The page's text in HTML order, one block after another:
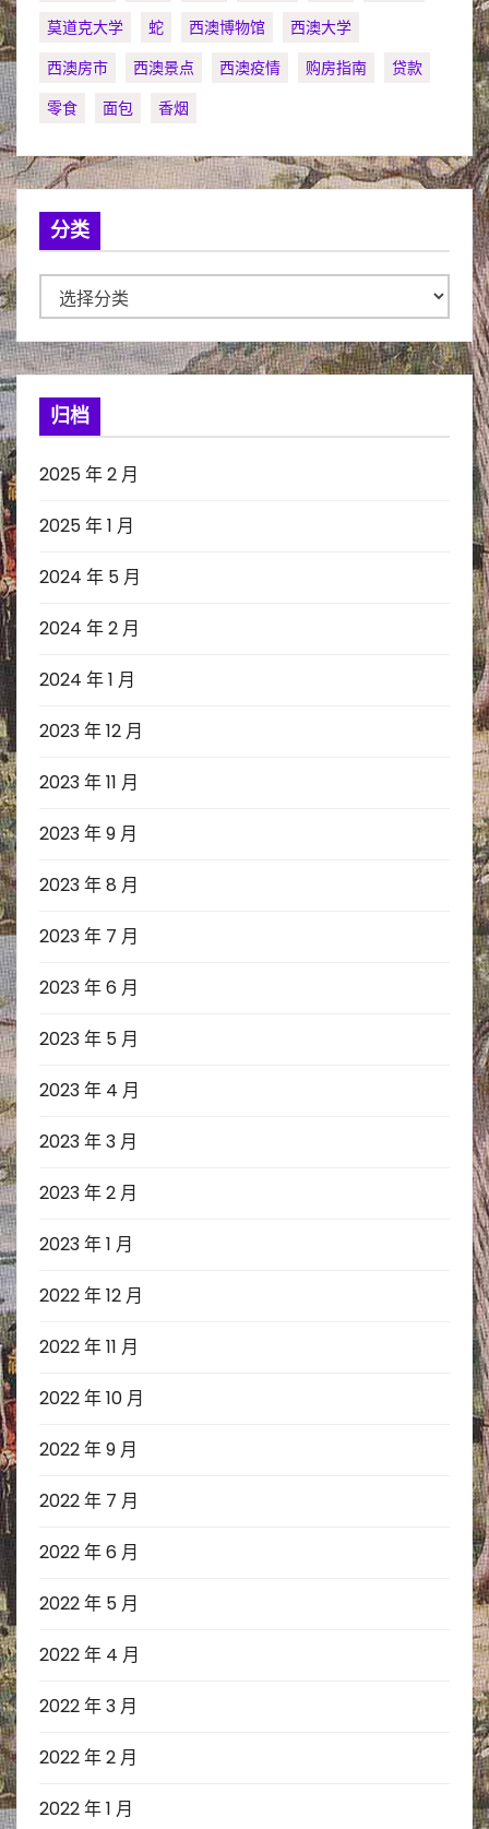
莫道克大学
蛇 西澳博物馆
西澳大学
西澳房市
西澳景点 西澳疫情 购房指南
贷款
零食
面包 香烟
分类
类
归档
2025 年 2 月
2025 年 1 月
2024 年 5 月
2024 年 2 月
2024 年 1 月
2023 年 12 月
2023 年 11 月
2023 年 9 月
2023 年 8 月
2023 年 7 月
2023 年 6 月
2023 年 5 月
2023 年 4 月
2023 年 3 月
2023 年 2 月
2023 年 1 月
2022 年 12 月
2022 年 11 月
2022 年 10 月
2022 年 9 月
2022 年 7 月
2022 年 6 月
2022 年 5 月
2022 年 4 月
2022 年 3 月
2022 年 2 月
2022 年 1 月